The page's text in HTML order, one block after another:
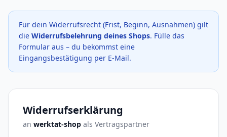
Für dein Widerrufsrecht (Frist, Beginn, Ausnahmen) gilt
die Widerrufsbelehrung deines Shops. Fülle das
Formular aus – du bekommst eine
Eingangsbestätigung per E-Mail.
Widerrufserklärung
an werktat-shop als Vertragspartner